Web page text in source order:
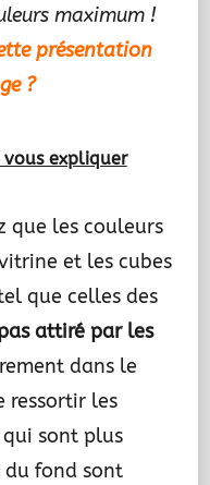
maximum !
présentation
?
vous expliquer
que les couleurs
et les cubes
que celles des
attiré par les
dans le
ressortir les
sont plus
du fond sont